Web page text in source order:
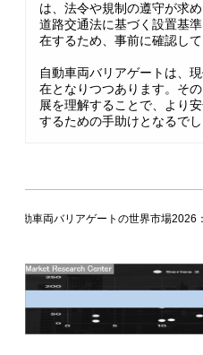
は、法令や規制の遵守が求
道路交通法に基づく設置基
在するため、事前に確認し
自動車両バリアゲートは、
在となりつつあります。そ
展を理解することで、より
するための手助けとなるでし
自動車両バリアゲートの世界市場2026